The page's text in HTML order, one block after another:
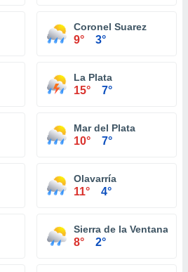
Coronel Suarez
9° 3°
La Plata
15° 7°
Mar del Plata
10° 7°
Olavarría
11° 4°
Sierra de la Ventana
8° 2°